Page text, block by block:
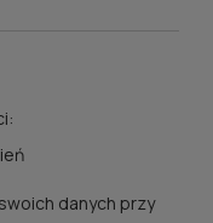
danych przy